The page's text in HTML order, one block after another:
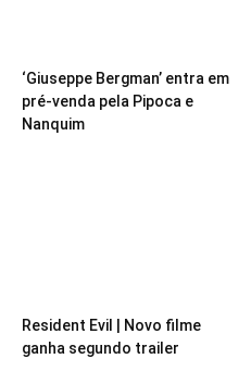
‘Giuseppe Bergman’ entra em
pré-venda pela Pipoca e
Nanquim
Resident Evil | Novo filme
ganha segundo trailer